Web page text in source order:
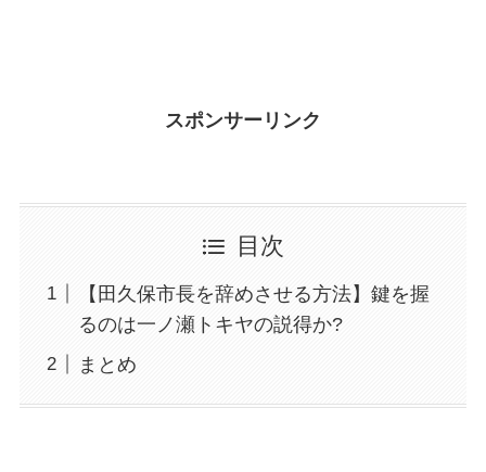
スポンサーリンク
目次
【田久保市長を辞めさせる方法】鍵を握
るのは一ノ瀬トキヤの説得か?
まとめ